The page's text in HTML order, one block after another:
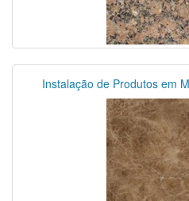
Instalação de Produtos em